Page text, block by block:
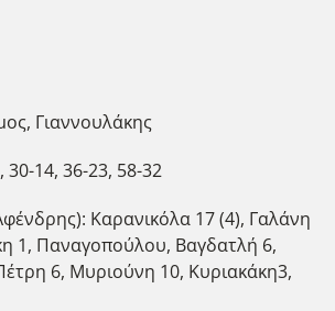
Γιαννουλάκης
30-14, 36-23, 58-32
Καρανικόλα 17 (4), Γαλάνη
1, Παναγοπούλου, Βαγδατλή 6,
6, Μυριούνη 10, Κυριακάκη3,